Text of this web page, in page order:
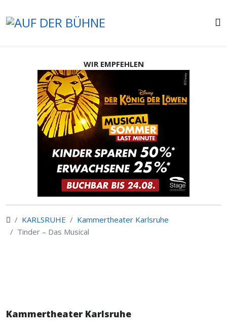
WIR EMPFEHLEN
KARLSRUHE
Kammertheater Karlsruhe
Tinder – Das Musical
Kammertheater Karlsruhe